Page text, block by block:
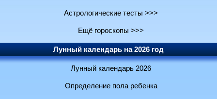
Астрологические тесты >>>
Ещё гороскопы >>>
Лунный календарь на 2026 год
Лунный календарь 2026
Определение пола ребенка